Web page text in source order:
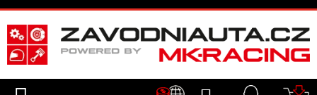
Přejít
na
obsah